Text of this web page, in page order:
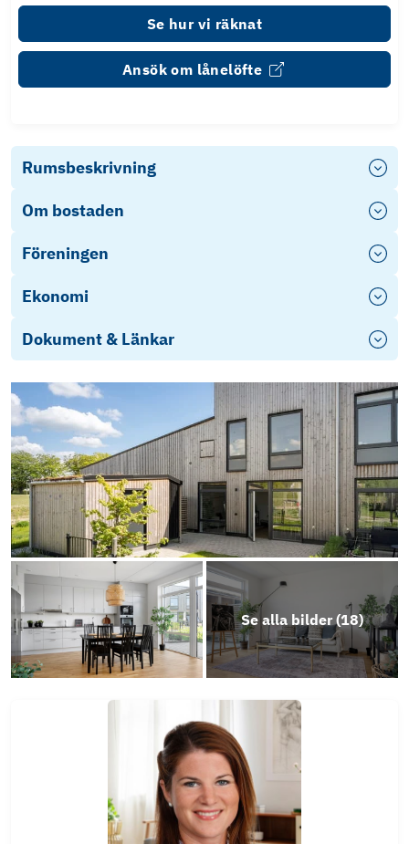
Se hur vi räknat
Ansök om lånelöfte
Rumsbeskrivning
Om bostaden
Föreningen
Ekonomi
Dokument & Länkar
Photo
Play
Photo
Play
Objektsbeskrivning
Se alla bilder (18)